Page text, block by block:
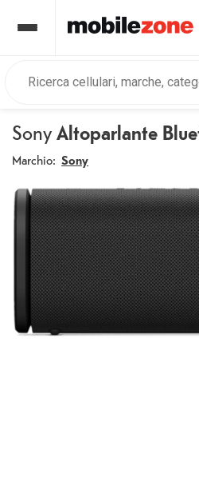
SonyAltoparlante
Marchio: Sony